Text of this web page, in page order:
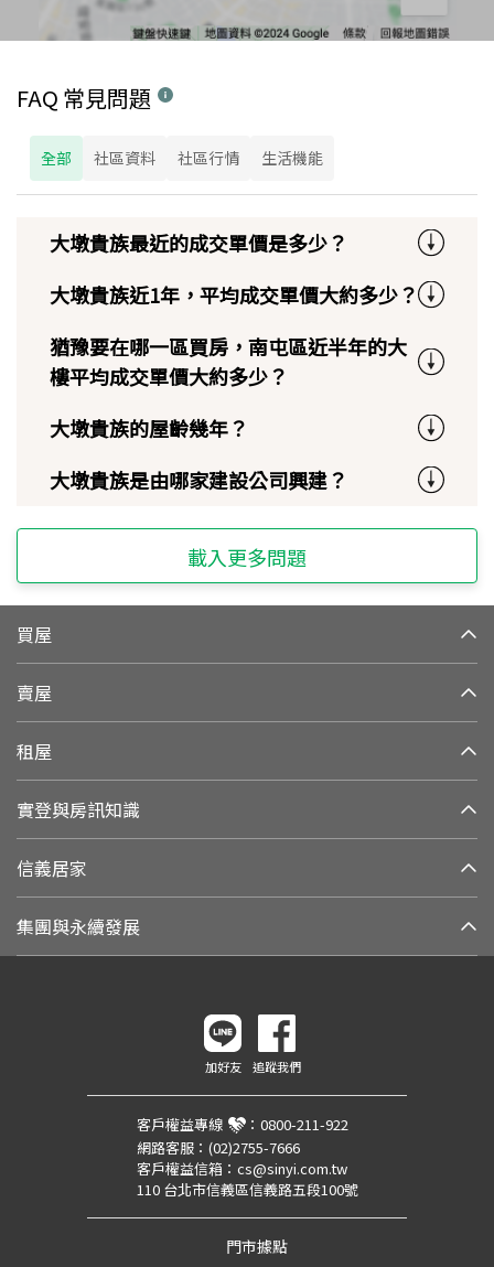
FAQ 常見問題
全部 社區資料 社區行情 生活機能
大墩貴族最近的成交單價是多少？
大墩貴族近1年，平均成交單價大約多少？
猶豫要在哪一區買房，南屯區近半年的大
樓平均成交單價大約多少？
大墩貴族的屋齡幾年？
大墩貴族是由哪家建設公司興建？
載入更多問題
買屋
賣屋
租屋
實登與房訊知識
信義居家
集團與永續發展
加好友 追蹤我們
客戶權益專線 ： 0800-211-922
網路客服： (02)2755-7666
客戶權益信箱： cs@sinyi.com.tw
110 台北市信義區信義路五段100號
門市據點